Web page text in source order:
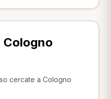
Cologno
cercate a Cologno